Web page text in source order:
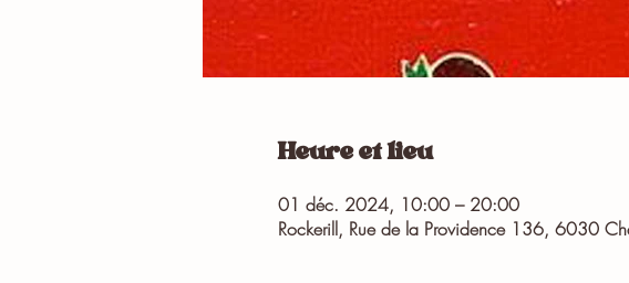
Heure et lieu
01 déc. 2024, 10:00 – 20:00
Rockerill, Rue de la Providence 136, 6030